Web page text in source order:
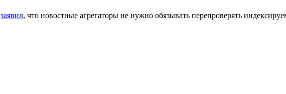
заявил, что новостные агрегаторы не нужно обязывать перепроверять